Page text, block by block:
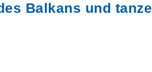
Balkans und tanze